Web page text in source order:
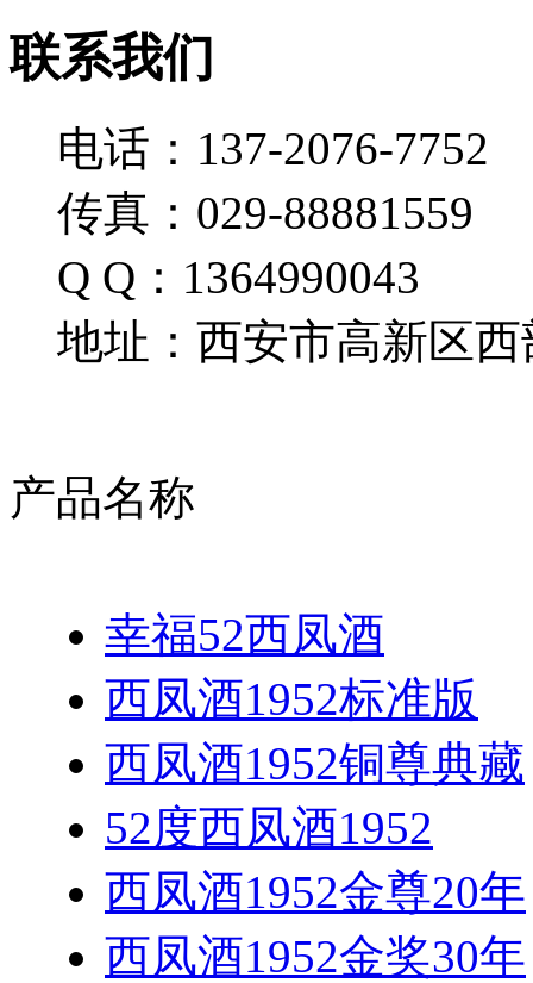
联系我们
电话：137-2076-7752
传真：029-88881559
Q Q：1364990043
地址：西安市高新区西
产品名称
幸福52西凤酒
西凤酒1952标准版
西凤酒1952铜尊典藏
52度西凤酒1952
西凤酒1952金尊20年
西凤酒1952金奖30年